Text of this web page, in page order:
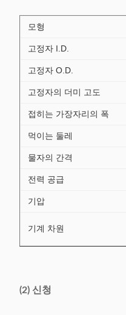
모형
고정자 I.D.
고정자 O.D.
고정자의 더미 고도
접히는 가장자리의 폭
먹이는 둘레
물자의 간격
전력 공급
기압
기계 차원
(2) 신청